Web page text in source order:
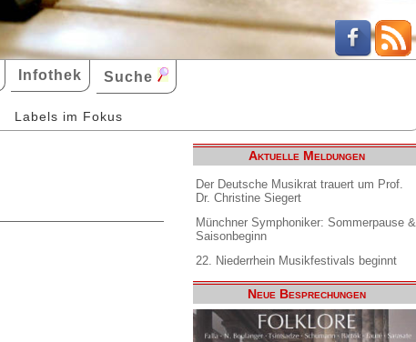
Infothek Suche
Labels im Fokus
Aktuelle Meldungen
Der Deutsche Musikrat trauert um Prof.
Dr. Christine Siegert
Münchner Symphoniker: Sommerpause &
Saisonbeginn
22. Niederrhein Musikfestivals beginnt
Neue Besprechungen